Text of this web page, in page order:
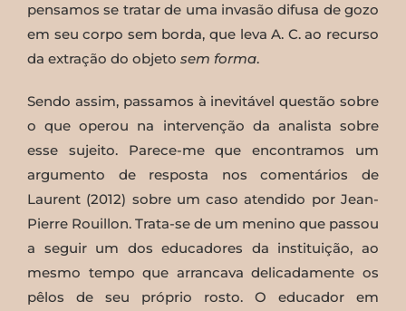
pensamos se tratar de uma invasão difusa de gozo
em seu corpo sem borda, que leva A. C. ao recurso
da extração do objeto sem forma.
Sendo assim, passamos à inevitável questão sobre
o que operou na intervenção da analista sobre
esse sujeito. Parece-me que encontramos um
argumento de resposta nos comentários de
Laurent (2012) sobre um caso atendido por Jean-
Pierre Rouillon. Trata-se de um menino que passou
a seguir um dos educadores da instituição, ao
mesmo tempo que arrancava delicadamente os
pêlos de seu próprio rosto. O educador em